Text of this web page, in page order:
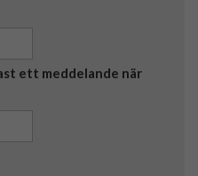
ett meddelande när